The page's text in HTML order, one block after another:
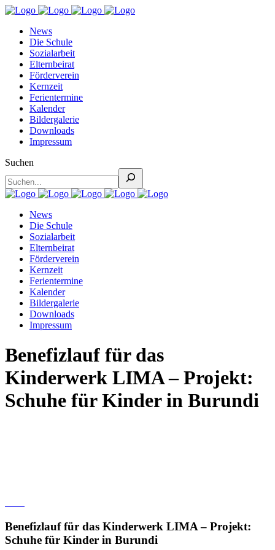
News
Die Schule
Sozialarbeit
Elternbeirat
Förderverein
Kernzeit
Ferientermine
Kalender
Bildergalerie
Downloads
Impressum
Suchen
News
Die Schule
Sozialarbeit
Elternbeirat
Förderverein
Kernzeit
Ferientermine
Kalender
Bildergalerie
Downloads
Impressum
Benefizlauf für das
Kinderwerk LIMA – Projekt:
Schuhe für Kinder in Burundi
Benefizlauf für das Kinderwerk LIMA – Projekt:
Schuhe für Kinder in Burundi